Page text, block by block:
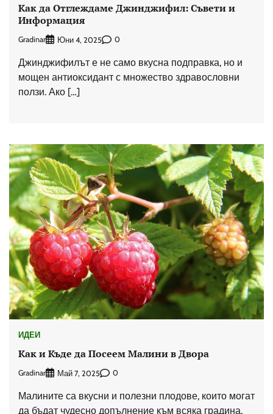
Как да Отглеждаме Джинджифил: Съвети и
Информация
Gradinar Юни 4, 2025 0
Джинджифилът е не само вкусна подправка, но и
мощен антиоксидант с множество здравословни
ползи. Ако […]
ИДЕИ
Как и Къде да Посеем Малини в Двора
Gradinar Май 7, 2025 0
Малините са вкусни и полезни плодове, които могат
да бъдат чудесно допълнение към всяка градина.